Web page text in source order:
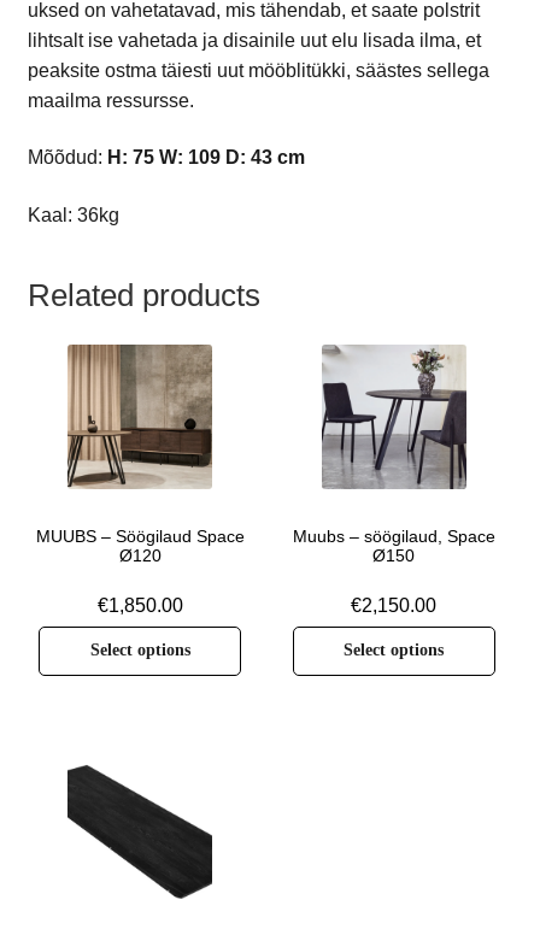
uksed on vahetatavad, mis tähendab, et saate polstrit
lihtsalt ise vahetada ja disainile uut elu lisada ilma, et
peaksite ostma täiesti uut mööblitükki, säästes sellega
maailma ressursse.
Mõõdud: H: 75 W: 109 D: 43 cm
Kaal: 36kg
Related products
MUUBS – Söögilaud Space
Ø120
€1,850.00
Select options
Muubs – söögilaud, Space
Ø150
€2,150.00
Select options